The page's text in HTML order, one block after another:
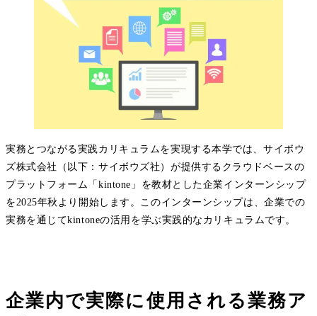
実務とつながる実践カリキュラムを実現する本学では、サイボウ
ズ株式会社（以下：サイボウズ社）が提供するクラウドベースの
プラットフォーム「kintone」を教材とした企業インターンシップ
を2025年秋より開始します。このインターンシップは、企業での
実務を通じてkintoneの活用を学ぶ実践的なカリキュラムです。
企業内で実際に使用される業務ア